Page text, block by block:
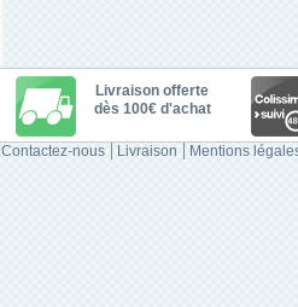
Livraison offerte
dès 100€ d'achat
Contactez-nous Livraison Mentions